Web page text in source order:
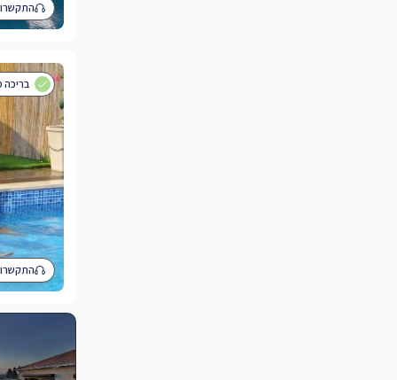
התקשרו
התקשרו
בריכה